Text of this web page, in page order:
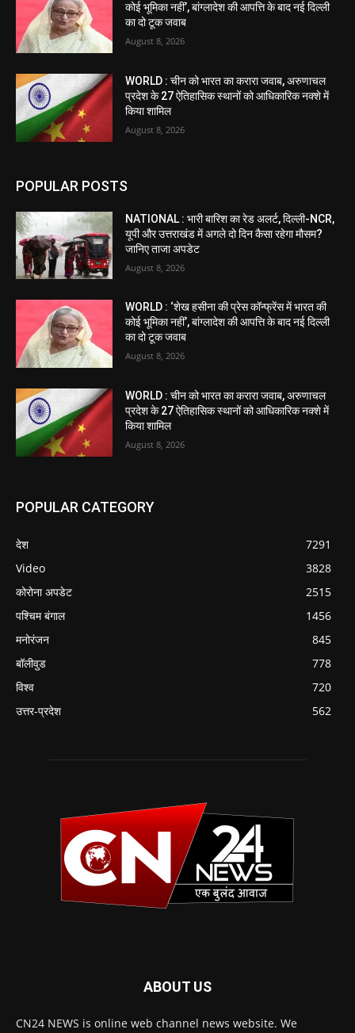
कोई भूमिका नहीं’, बांग्लादेश की आपत्ति के बाद नई दिल्ली
का दो टूक जवाब
August 8, 2026
WORLD : चीन को भारत का करारा जवाब, अरुणाचल
प्रदेश के 27 ऐतिहासिक स्थानों को आधिकारिक नक्शे में
किया शामिल
August 8, 2026
POPULAR POSTS
NATIONAL : भारी बारिश का रेड अलर्ट, दिल्ली-NCR,
यूपी और उत्तराखंड में अगले दो दिन कैसा रहेगा मौसम?
जानिए ताजा अपडेट
August 8, 2026
WORLD : ‘शेख हसीना की प्रेस कॉन्फ्रेंस में भारत की
कोई भूमिका नहीं’, बांग्लादेश की आपत्ति के बाद नई दिल्ली
का दो टूक जवाब
August 8, 2026
WORLD : चीन को भारत का करारा जवाब, अरुणाचल
प्रदेश के 27 ऐतिहासिक स्थानों को आधिकारिक नक्शे में
किया शामिल
August 8, 2026
POPULAR CATEGORY
देश
7291
Video
3828
कोरोना अपडेट
2515
पश्चिम बंगाल
1456
मनोरंजन
845
बॉलीवुड
778
विश्व
720
उत्तर-प्रदेश
562
ABOUT US
CN24 NEWS is online web channel news website. We